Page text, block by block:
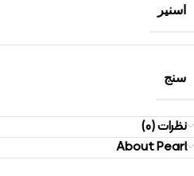
اسنیر
سنج
نظرات (0)
About Pearl